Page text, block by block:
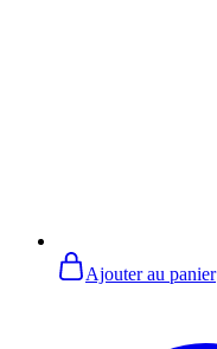
Ajouter au panier